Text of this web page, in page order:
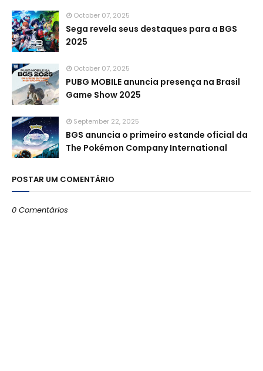
October 07, 2025
Sega revela seus destaques para a BGS
2025
October 07, 2025
PUBG MOBILE anuncia presença na Brasil
Game Show 2025
September 22, 2025
BGS anuncia o primeiro estande oficial da
The Pokémon Company International
POSTAR UM COMENTÁRIO
0 Comentários